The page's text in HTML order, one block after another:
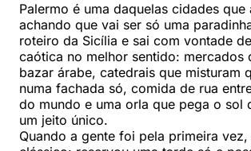
Palermo é uma daquelas cidades que
achando que vai ser só uma
roteiro da Sicília e sai com vontade
caótica no melhor sentido: mercados
bazar árabe, catedrais que misturam
numa fachada só, comida de rua
do mundo e uma orla que pega o sol
um jeito único.
Quando a gente foi pela primeira